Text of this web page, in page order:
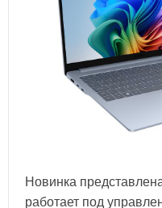
Новинка
работает под